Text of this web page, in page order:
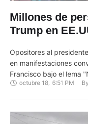
Millones de
Trump en
Opositores al
en manifestaciones
Francisco bajo el lema
de una jornada de
octubre 18, 6:51 PM By